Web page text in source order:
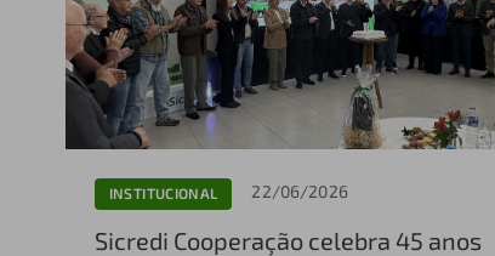
INSTITUCIONAL 22/06/2026
Sicredi Cooperação celebra 45 anos